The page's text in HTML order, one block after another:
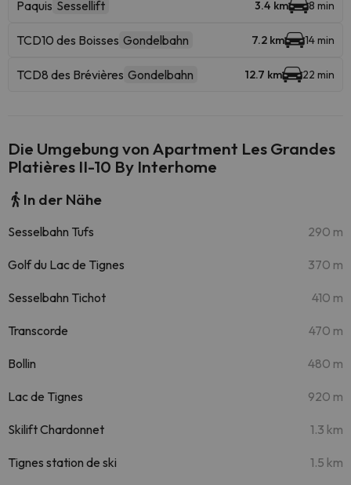
Paquis Sessellift 3.4 km 8 min
TCD10 des Boisses Gondelbahn 7.2 km 14 min
TCD8 des Brévières Gondelbahn 12.7 km 22 min
Die Umgebung von Apartment Les Grandes
Platières II-10 By Interhome
In der Nähe
Sesselbahn Tufs 290 m
Golf du Lac de Tignes 370 m
Sesselbahn Tichot 410 m
Transcorde 470 m
Bollin 480 m
Lac de Tignes 920 m
Skilift Chardonnet 1.3 km
Tignes station de ski 1.5 km